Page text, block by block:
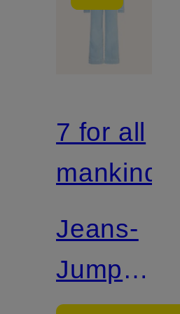
7 for all
mankind
Jeans-
Jumpsuit